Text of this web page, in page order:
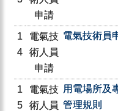
申請
1
4
電氣技
術人員
申請
電氣技術員
1
5
電氣技
術人員
用電場所及
管理規則